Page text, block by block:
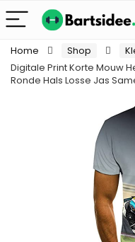
Home Shop
Digitale Print Korte Mouw
Ronde Hals Losse Jas